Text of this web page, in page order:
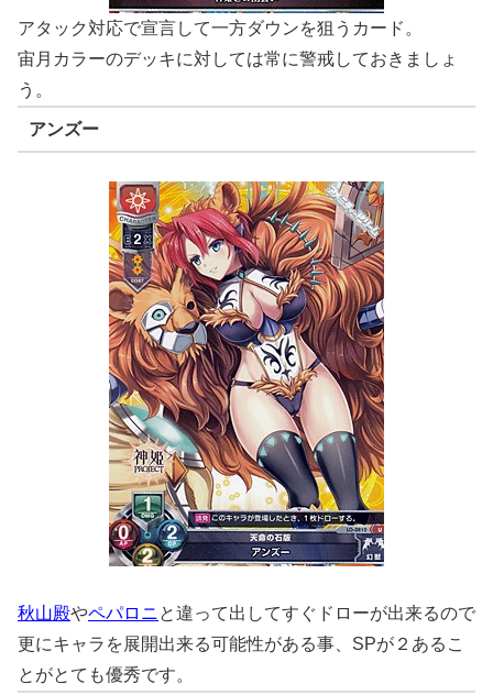
アタック対応で宣言して一方ダウンを狙うカード。
宙月カラーのデッキに対しては常に警戒しておきましょ
う。
アンズー
秋山殿やペパロニと違って出してすぐドローが出来るので
更にキャラを展開出来る可能性がある事、SPが２あるこ
とがとても優秀です。